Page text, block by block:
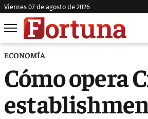
viernes 07 de agosto de 2026
ECONOMÍA
Cómo opera